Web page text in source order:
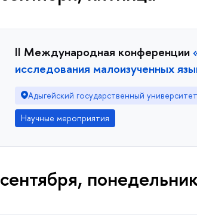
II Международная конференции
исследования малоизученных
Адыгейский государственный
Научные мероприятия
сентября,